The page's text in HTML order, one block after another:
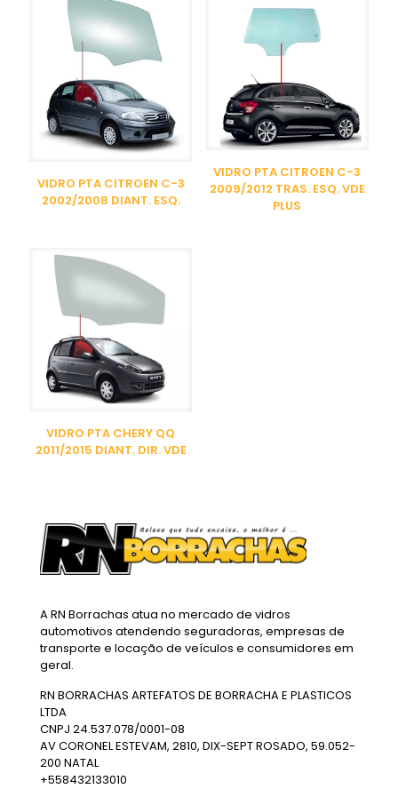
VIDRO PTA CITROEN C-3
2002/2008 DIANT. ESQ.
VIDRO PTA CITROEN C-3
2009/2012 TRAS. ESQ. VDE
PLUS
VIDRO PTA CHERY QQ
2011/2015 DIANT. DIR. VDE
A RN Borrachas atua no mercado de vidros
automotivos atendendo seguradoras, empresas de
transporte e locação de veículos e consumidores em
geral.
RN BORRACHAS ARTEFATOS DE BORRACHA E PLASTICOS
LTDA
CNPJ 24.537.078/0001-08
AV CORONEL ESTEVAM, 2810, DIX-SEPT ROSADO, 59.052-
200 NATAL
+558432133010